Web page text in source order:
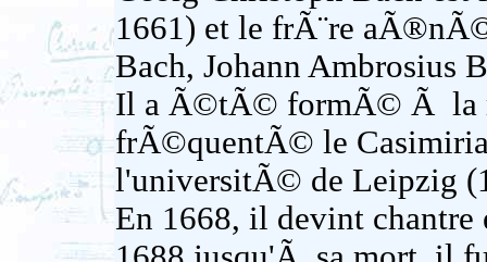
1661) et le frÃ¨re
Bach, Johann Ambrosius
Il a Ã©tÃ© formÃ© Ã la
frÃ©quentÃ© le
l'universitÃ© de Leipzig
En 1668, il devint chantre